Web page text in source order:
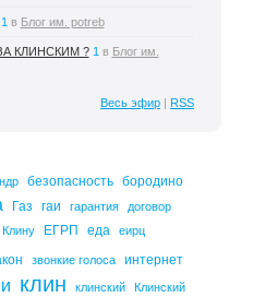
1 в Блог им. potreb
КЛИНСКИМ ? 1 в Блог им.
Весь эфир| RSS
безопасность бородино
Газ гаи гарантия
договор
Клину ЕГРП еда еирц
звонкие голоса интернет
клин клинский
Клинский